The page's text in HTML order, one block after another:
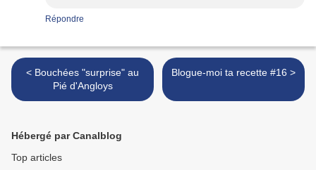
Répondre
< Bouchées "surprise" au
Pié d'Angloys
Blogue-moi ta recette #16 >
Hébergé par Canalblog
Top articles